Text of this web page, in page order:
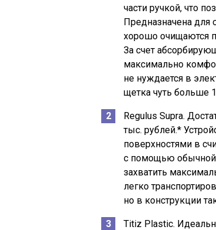
части ручкой, что
Предназначена для
хорошо очищаются
За счет
максимально
не нуждается в
щетка чуть больше
Regulus Supra.
тыс. рублей.*
поверхностями в
с помощью обычной
захватить
легко
но в конструкции
Titiz Plastic.